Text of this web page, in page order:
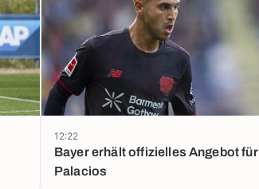
Bayer erhält offizielles Angebot für
Palacios
12:22